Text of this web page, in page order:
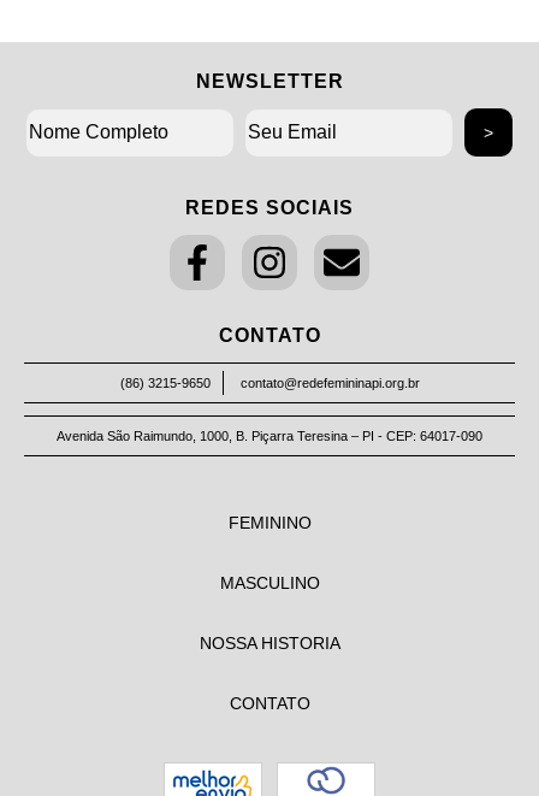
NEWSLETTER
REDES SOCIAIS
CONTATO
(86) 3215-9650 contato@redefemininapi.org.br
Avenida São Raimundo, 1000, B. Piçarra Teresina – PI - CEP: 64017-090
FEMININO
MASCULINO
NOSSA HISTORIA
CONTATO